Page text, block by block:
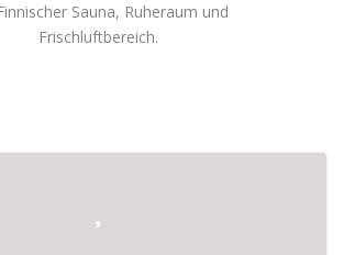
Sauna, Ruheraum und
Frischluftbereich.